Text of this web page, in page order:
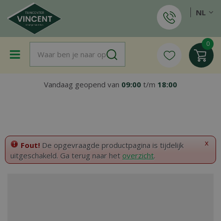
a
Vandaag geopend van 09:00 t/m 18:00
NL
x
Fout! De opgevraagde productpagina is tijdelijk
uitgeschakeld. Ga terug naar het overzicht.